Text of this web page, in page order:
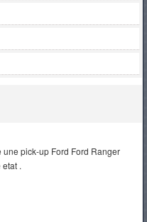
pick-up Ford Ford Ranger
.